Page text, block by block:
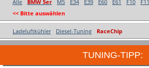
Alle BMW 5er M5 E34 E39 E60 E61 F10 F11
<< Bitte auswählen
Ladeluftkühler Diesel-Tuning RaceChip
TUNING-TIPP: